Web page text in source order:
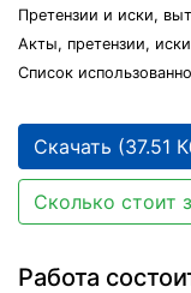
Претензии и иски,
Акты, претензии,
Список
Скачать (37.51
Сколько стоит
Работа